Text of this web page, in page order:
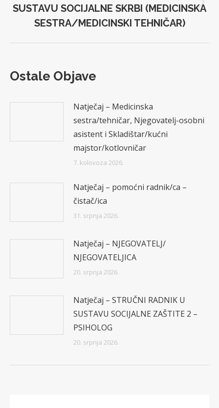
Next
post:
SUSTAVU SOCIJALNE SKRBI (MEDICINSKA
SESTRA/MEDICINSKI TEHNIČAR)
Ostale Objave
Natječaj – Medicinska
sestra/tehničar, Njegovatelj-osobni
asistent i Skladištar/kućni
majstor/kotlovničar
7. kolovoza 2026.
Natječaj – pomoćni radnik/ca –
čistač/ica
31. srpnja 2026.
Natječaj – NJEGOVATELJ/
NJEGOVATELJICA
20. srpnja 2026.
Natječaj – STRUČNI RADNIK U
SUSTAVU SOCIJALNE ZAŠTITE 2 –
PSIHOLOG
20. srpnja 2026.